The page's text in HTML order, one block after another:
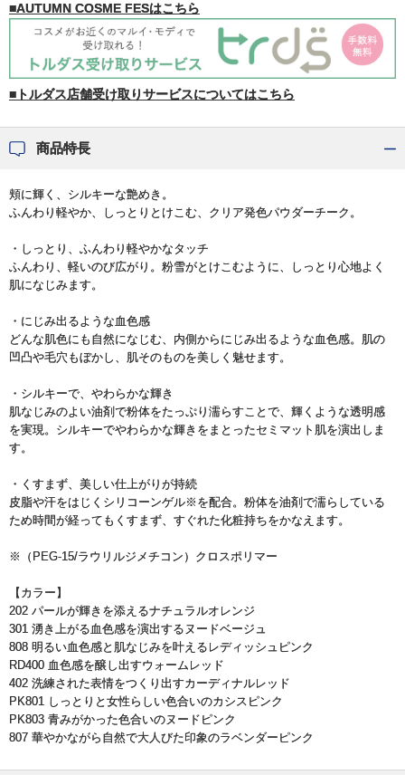
■AUTUMN COSME FESはこちら
■トルダス店舗受け取りサービスについてはこちら
商品特長
頬に輝く、シルキーな艶めき。
ふんわり軽やか、しっとりとけこむ、クリア発色パウダーチーク。
・しっとり、ふんわり軽やかなタッチ
ふんわり、軽いのび広がり。粉雪がとけこむように、しっとり心地よく
肌になじみます。
・にじみ出るような血色感
どんな肌色にも自然になじむ、内側からにじみ出るような血色感。肌の
凹凸や毛穴もぼかし、肌そのものを美しく魅せます。
・シルキーで、やわらかな輝き
肌なじみのよい油剤で粉体をたっぷり濡らすことで、輝くような透明感
を実現。シルキーでやわらかな輝きをまとったセミマット肌を演出しま
す。
・くすまず、美しい仕上がりが持続
皮脂や汗をはじくシリコーンゲル※を配合。粉体を油剤で濡らしている
ため時間が経ってもくすまず、すぐれた化粧持ちをかなえます。
※（PEG-15/ラウリルジメチコン）クロスポリマー
【カラー】
202 パールが輝きを添えるナチュラルオレンジ
301 湧き上がる血色感を演出するヌードベージュ
808 明るい血色感と肌なじみを叶えるレディッシュピンク
RD400 血色感を醸し出すウォームレッド
402 洗練された表情をつくり出すカーディナルレッド
PK801 しっとりと女性らしい色合いのカシスピンク
PK803 青みがかった色合いのヌードピンク
807 華やかながら自然で大人びた印象のラベンダーピンク